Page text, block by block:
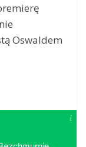
Oswaldem